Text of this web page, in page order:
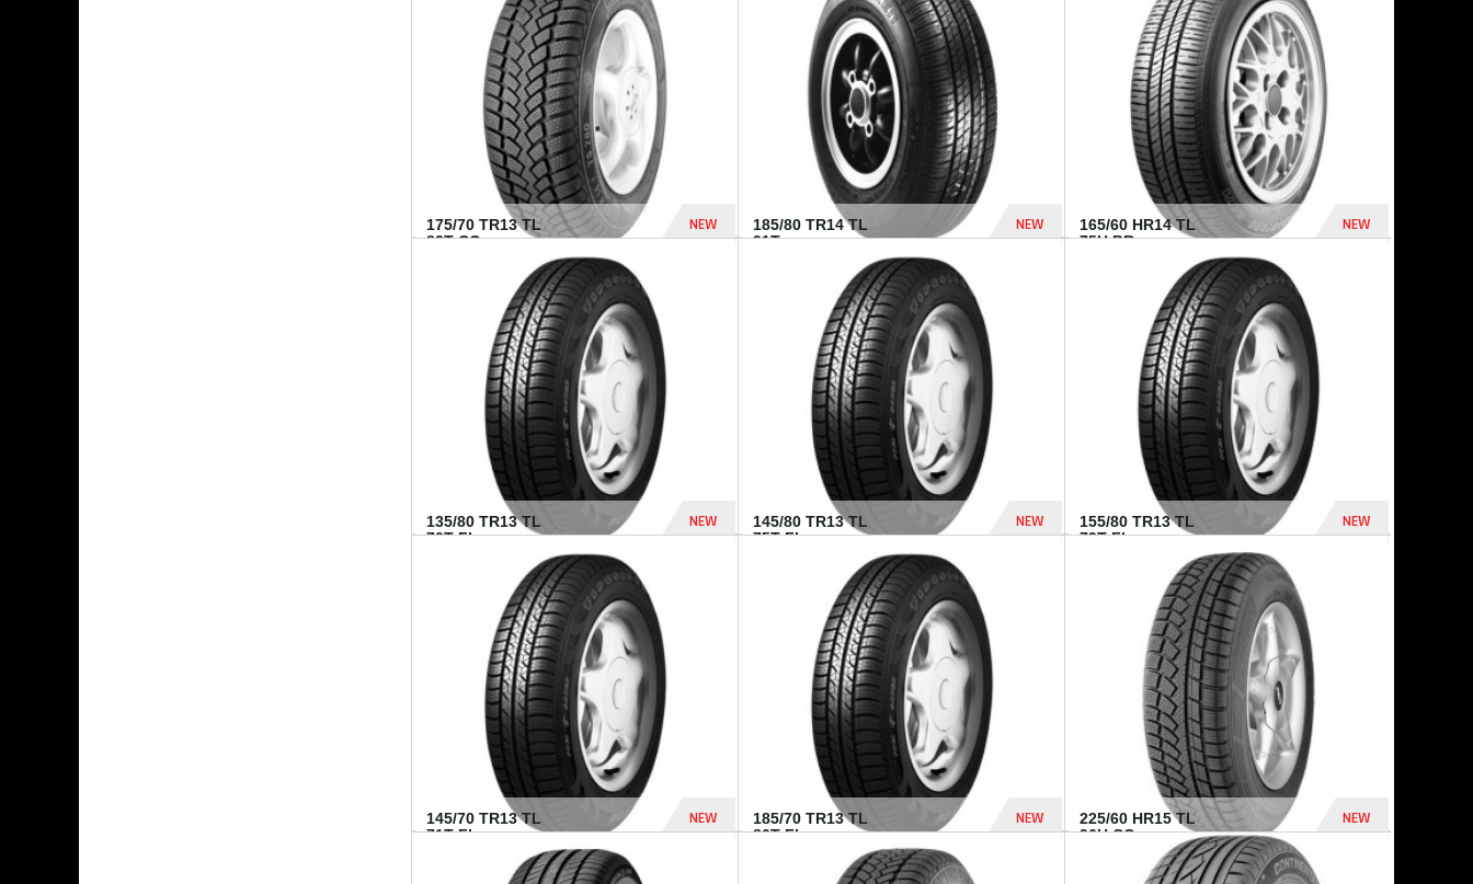
394 Dhs 364 Dhs
175/70 TR13 TL
82T CO...
NEW
185/80 TR14 TL
91T...
NEW
448 Dhs
165/60 HR14 TL
75H BR...
NEW
135/80 TR13 TL
70T FI...
NEW
145/80 TR13 TL
75T FI...
NEW
155/80 TR13 TL
79T FI...
NEW
145/70 TR13 TL
71T FI...
NEW
185/70 TR13 TL
86T FI...
NEW
225/60 HR15 TL
96H CO...
NEW